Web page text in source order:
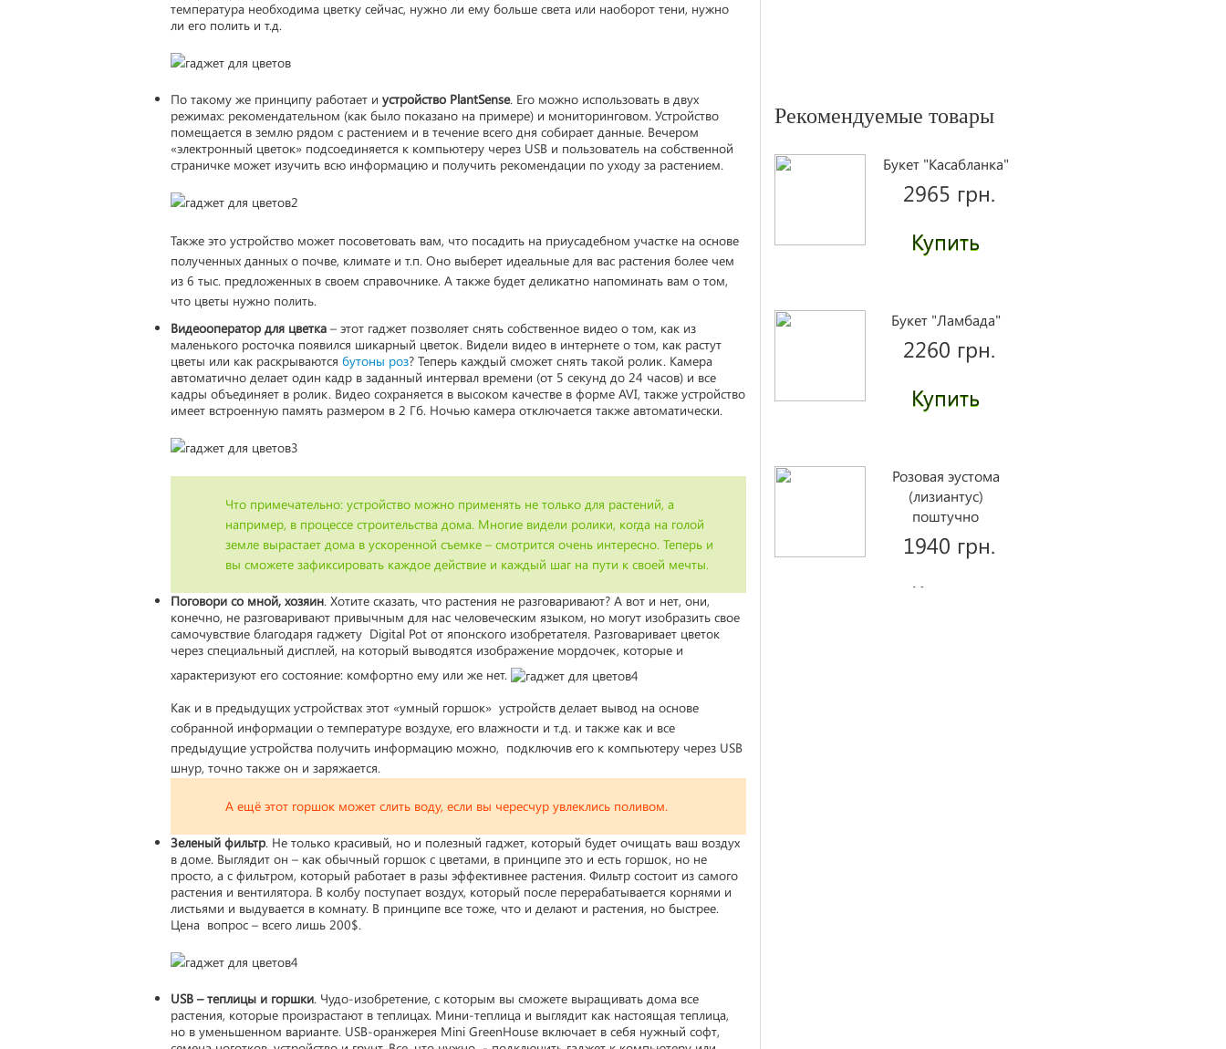
температура необходима цветку сейчас, нужно ли ему больше света или наоборот тени, нужно
ли его полить и т.д.
По такому же принципу работает и устройство PlantSense. Его можно использовать в двух
режимах: рекомендательном (как было показано на примере) и мониторинговом. Устройство
помещается в землю рядом с растением и в течение всего дня собирает данные. Вечером
«электронный цветок» подсоединяется к компьютеру через USB и пользователь на собственной
страничке может изучить всю информацию и получить рекомендации по уходу за растением.
Также это устройство может посоветовать вам, что посадить на приусадебном участке на основе
полученных данных о почве, климате и т.п. Оно выберет идеальные для вас растения более чем
из 6 тыс. предложенных в своем справочнике. А также будет деликатно напоминать вам о том,
что цветы нужно полить.
Видеооператор для цветка – этот гаджет позволяет снять собственное видео о том, как из
маленького росточка появился шикарный цветок. Видели видео в интернете о том, как растут
цветы или как раскрываются бутоны роз? Теперь каждый сможет снять такой ролик. Камера
автоматично делает один кадр в заданный интервал времени (от 5 секунд до 24 часов) и все
кадры объединяет в ролик. Видео сохраняется в высоком качестве в форме AVI, также устройство
имеет встроенную память размером в 2 Гб. Ночью камера отключается также автоматически.
Что примечательно: устройство можно применять не только для растений, а
например, в процессе строительства дома. Многие видели ролики, когда на голой
земле вырастает дома в ускоренной съемке – смотрится очень интересно. Теперь и
вы сможете зафиксировать каждое действие и каждый шаг на пути к своей мечты.
Поговори со мной, хозяин. Хотите сказать, что растения не разговаривают? А вот и нет, они,
конечно, не разговаривают привычным для нас человеческим языком, но могут изобразить свое
самочувствие благодаря гаджету Digital Pot от японского изобретателя. Разговаривает цветок
через специальный дисплей, на который выводятся изображение мордочек, которые и
характеризуют его состояние: комфортно ему или же нет.
Как и в предыдущих устройствах этот «умный горшок» устройств делает вывод на основе
собранной информации о температуре воздухе, его влажности и т.д. и также как и все
предыдущие устройства получить информацию можно, подключив его к компьютеру через USB
шнур, точно также он и заряжается.
А ещё этот горшок может слить воду, если вы чересчур увлеклись поливом.
Зеленый фильтр. Не только красивый, но и полезный гаджет, который будет очищать ваш воздух
в доме. Выглядит он – как обычный горшок с цветами, в принципе это и есть горшок, но не
просто, а с фильтром, который работает в разы эффективнее растения. Фильтр состоит из самого
растения и вентилятора. В колбу поступает воздух, который после перерабатывается корнями и
листьями и выдувается в комнату. В принципе все тоже, что и делают и растения, но быстрее.
Цена вопрос – всего лишь 200$.
USB – теплицы и горшки. Чудо-изобретение, с которым вы сможете выращивать дома все
растения, которые произрастают в теплицах. Мини-теплица и выглядит как настоящая теплица,
но в уменьшенном варианте. USB-оранжерея Mini GreenHouse включает в себя нужный софт,
Рекомендуемые товары
Букет "Касабланка"
2965 грн.
Купить
Букет "Ламбада"
2260 грн.
Купить
Розовая эустома
(лизиантус)
поштучно
1940 грн.
Купить